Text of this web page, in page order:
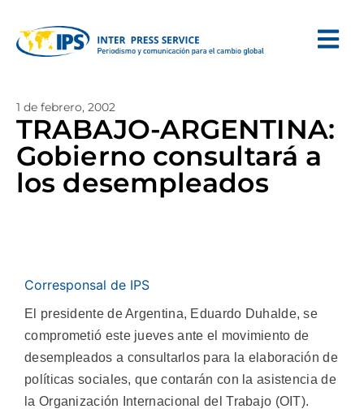
1 de febrero, 2002
TRABAJO-ARGENTINA:
Gobierno consultará a
los desempleados
Corresponsal de IPS
El presidente de Argentina, Eduardo Duhalde, se
comprometió este jueves ante el movimiento de
desempleados a consultarlos para la elaboración de
políticas sociales, que contarán con la asistencia de
la Organización Internacional del Trabajo (OIT).